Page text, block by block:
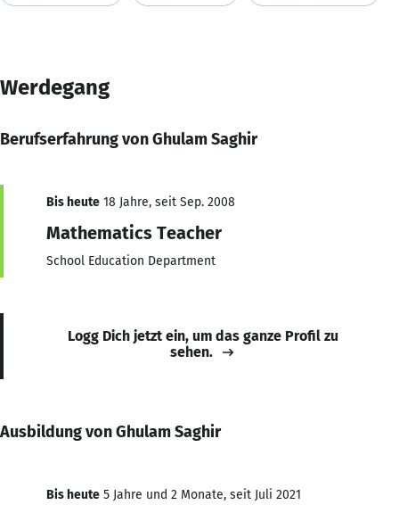
Werdegang
Berufserfahrung von Ghulam Saghir
Bis heute 18 Jahre, seit Sep. 2008
Mathematics Teacher
School Education Department
Logg Dich jetzt ein, um das ganze Profil zu
sehen.
Ausbildung von Ghulam Saghir
Bis heute 5 Jahre und 2 Monate, seit Juli 2021